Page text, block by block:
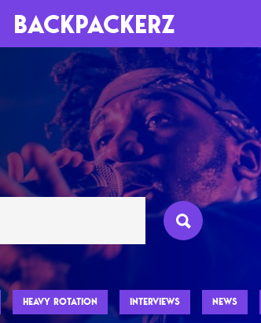
BACKPACKERZ
RADIO
Playlists
Podcasts
Mixes
HEAVY ROTATION INTERVIEWS NEWS